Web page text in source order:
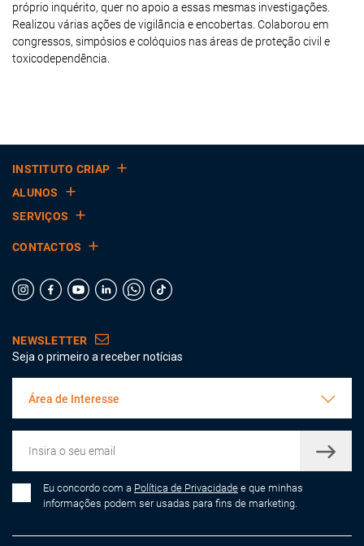
próprio inquérito, quer no apoio a essas mesmas investigações.
Realizou várias ações de vigilância e encobertas. Colaborou em
congressos, simpósios e colóquios nas áreas de proteção civil e
toxicodependência.
INSTITUTO CRIAP
ALUNOS
SERVIÇOS
CONTACTOS
NEWSLETTER
Seja o primeiro a receber notícias
Área de Interesse
Eu concordo com a Política de Privacidade e que minhas
informações podem ser usadas para fins de marketing.